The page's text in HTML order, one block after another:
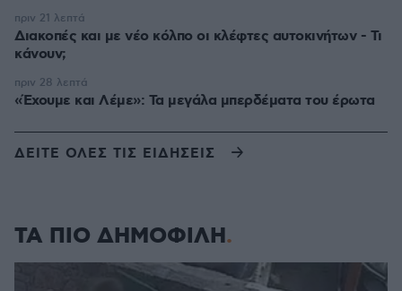
Διακοπές και με νέο κόλπο οι κλέφτες αυτοκινήτων - Τι
κάνουν;
πριν 21 λεπτά
«Έχουμε και Λέμε»: Τα μεγάλα μπερδέματα του έρωτα
πριν 28 λεπτά
ΔΕΙΤΕ ΟΛΕΣ ΤΙΣ ΕΙΔΗΣΕΙΣ
ΤΑ ΠΙΟ ΔΗΜΟΦΙΛΗ